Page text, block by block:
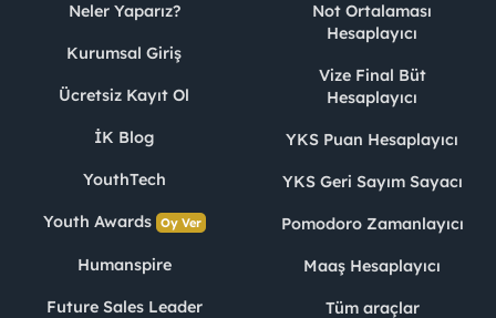
Neler Yaparız?
Kurumsal Giriş
Ücretsiz Kayıt Ol
İK Blog
YouthTech
Youth Awards Oy Ver
Humanspire
Future Sales Leader
Not Ortalaması
Hesaplayıcı
Vize Final Büt
Hesaplayıcı
YKS Puan Hesaplayıcı
YKS Geri Sayım Sayacı
Pomodoro Zamanlayıcı
Maaş Hesaplayıcı
Tüm araçlar